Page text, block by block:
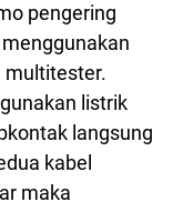
pengering
multitester.
listrik
langsung
kabel
maka